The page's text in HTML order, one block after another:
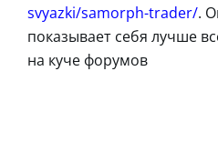
svyazki/samorph-trader/.
показывает себя лучше
на куче форумов